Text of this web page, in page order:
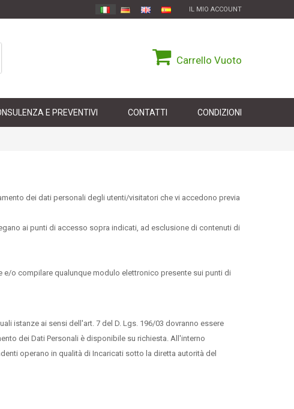
IL MIO ACCOUNT
Carrello Vuoto
E PREVENTIVI CONTATTI CONDIZIONI
dei dati personali degli utenti/visitatori che vi accedono previa
ai punti di accesso sopra indicati, ad esclusione di contenuti di
o compilare qualunque modulo elettronico presente sui punti di
istanze ai sensi dell'art. 7 del D. Lgs. 196/03 dovranno essere
dei Dati Personali è disponibile su richiesta. All'interno
operano in qualità di Incaricati sotto la diretta autorità del